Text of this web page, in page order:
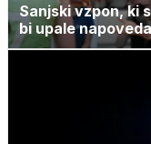
Sanjski vzpon, ki
bi upale